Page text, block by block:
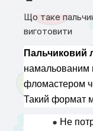
Що таке
виготовити
Пальчиковий
намальованим
фломастером
Такий формат
● Не